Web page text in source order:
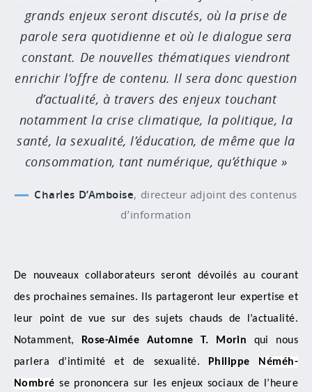
grands enjeux seront discutés, où la prise de
parole sera quotidienne et où le dialogue sera
constant. De nouvelles thématiques viendront
enrichir l’offre de contenu. Il sera donc question
d’actualité, à travers des enjeux touchant
notamment la crise climatique, la politique, la
santé, la sexualité, l’éducation, de même que la
consommation, tant numérique, qu’éthique
Charles D’Amboise, directeur adjoint des contenus
d’information
De nouveaux collaborateurs seront dévoilés au courant
des prochaines semaines. Ils partageront leur expertise et
leur point de vue sur des sujets chauds de l’actualité.
Notamment,
Rose-Aimée Automne T. Morin qui nous
parlera d’intimité et de sexualité.
Philippe
Néméh-
Nombré se prononcera sur les enjeux sociaux de l’heure